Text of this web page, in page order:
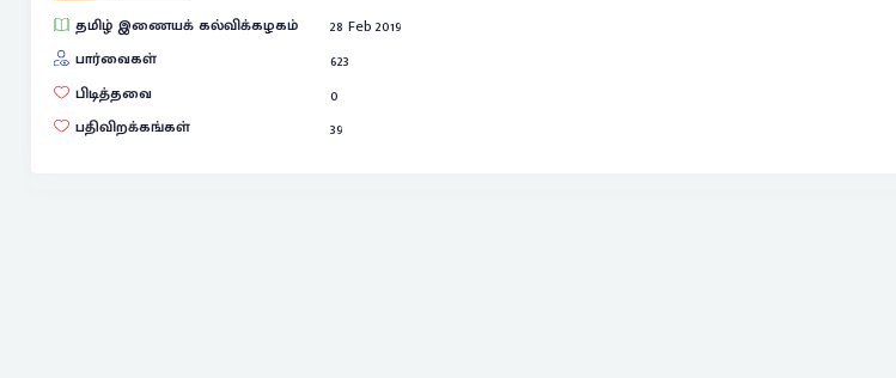
தமிழ் இணையக் கல்விக்கழகம்
28 Feb 2019
பார்வைகள்
623
பிடித்தவை
0
பதிவிறக்கங்கள்
39